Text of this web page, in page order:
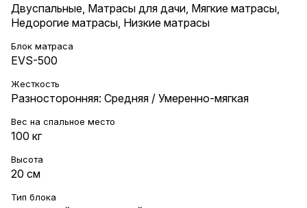
Двуспальные Матрасы для дачи Мягкие матрасы
Недорогие матрасы Низкие матрасы
Блок матраса
EVS-500
Жесткость
Разносторонняя: Средняя / Умеренно-мягкая
Вес на cпальное место
100 кг
Высота
20 см
Тип блока